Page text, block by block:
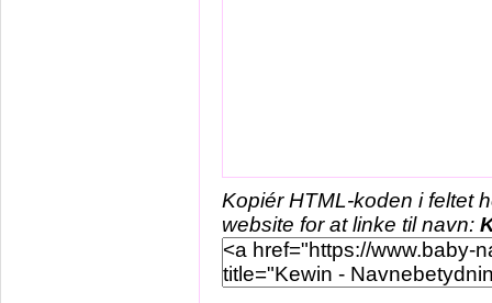
Kopiér HTML-koden i feltet
website for at linke til navn: